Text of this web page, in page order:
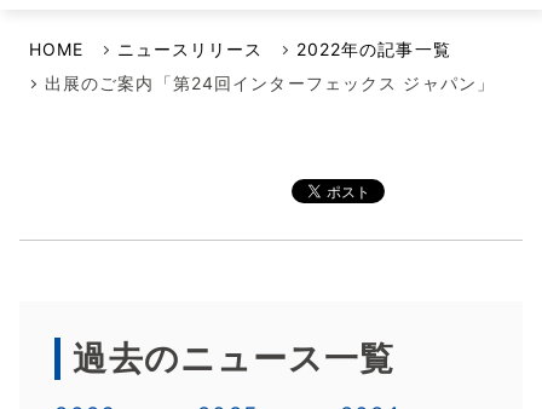
HOME ニュースリリース
2022年の記事一覧
出展のご案内「第24回インターフェックス ジャパン」
過去のニュース一覧